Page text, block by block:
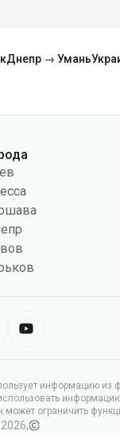
Днепр → Умань
информацию из
может ограничить
2026,